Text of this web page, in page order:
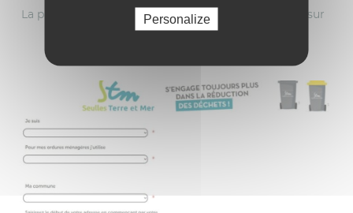
La page d'accueil de l'avis d'enquête invite à cliquer sur
le logo de Seulles Terre et Mer.
Personalize